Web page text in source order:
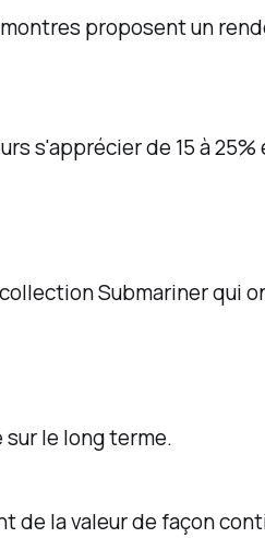
proposent un
s'apprécier de 15 à
Submariner qui
le long terme.
la valeur de façon